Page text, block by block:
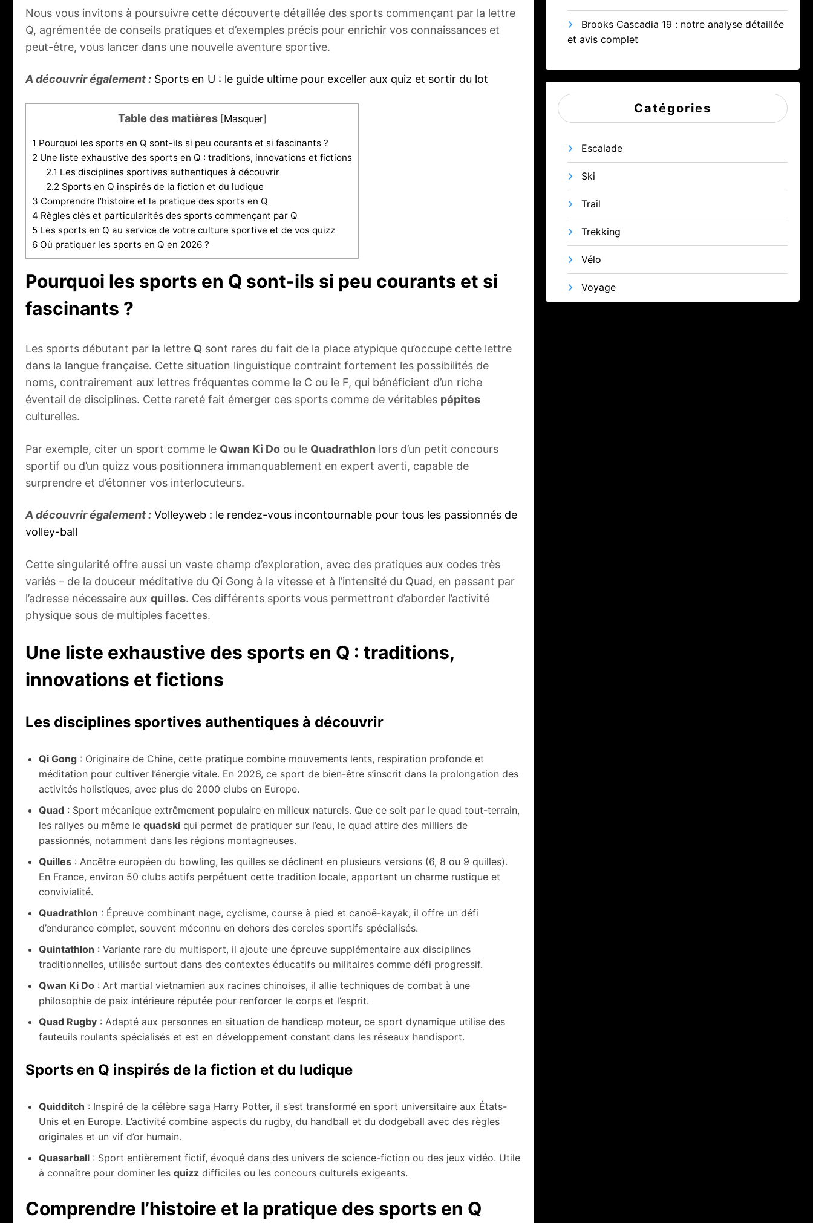
Nous vous invitons à poursuivre cette découverte détaillée des sports commençant par la lettre
Q, agrémentée de conseils pratiques et d’exemples précis pour enrichir vos connaissances et
peut-être, vous lancer dans une nouvelle aventure sportive.
A découvrir également : Sports en U : le guide ultime pour exceller aux quiz et sortir du lot
Table des matières [Masquer]
1 Pourquoi les sports en Q sont-ils si peu courants et si fascinants ?
2 Une liste exhaustive des sports en Q : traditions, innovations et fictions
2.1 Les disciplines sportives authentiques à découvrir
2.2 Sports en Q inspirés de la fiction et du ludique
3 Comprendre l’histoire et la pratique des sports en Q
4 Règles clés et particularités des sports commençant par Q
5 Les sports en Q au service de votre culture sportive et de vos quizz
6 Où pratiquer les sports en Q en 2026 ?
Pourquoi les sports en Q sont-ils si peu courants et si
fascinants ?
Les sports débutant par la lettre Q sont rares du fait de la place atypique qu’occupe cette lettre
dans la langue française. Cette situation linguistique contraint fortement les possibilités de
noms, contrairement aux lettres fréquentes comme le C ou le F, qui bénéficient d’un riche
éventail de disciplines. Cette rareté fait émerger ces sports comme de véritables pépites
culturelles.
Par exemple, citer un sport comme le Qwan Ki Do ou le Quadrathlon lors d’un petit concours
sportif ou d’un quizz vous positionnera immanquablement en expert averti, capable de
surprendre et d’étonner vos interlocuteurs.
A découvrir également : Volleyweb : le rendez-vous incontournable pour tous les passionnés de
volley-ball
Cette singularité offre aussi un vaste champ d’exploration, avec des pratiques aux codes très
variés – de la douceur méditative du Qi Gong à la vitesse et à l’intensité du Quad, en passant par
l’adresse nécessaire aux quilles. Ces différents sports vous permettront d’aborder l’activité
physique sous de multiples facettes.
Une liste exhaustive des sports en Q : traditions,
innovations et fictions
Les disciplines sportives authentiques à découvrir
Qi Gong : Originaire de Chine, cette pratique combine mouvements lents, respiration profonde et
méditation pour cultiver l’énergie vitale. En 2026, ce sport de bien-être s’inscrit dans la prolongation des
activités holistiques, avec plus de 2000 clubs en Europe.
Quad : Sport mécanique extrêmement populaire en milieux naturels. Que ce soit par le quad tout-terrain,
les rallyes ou même le quadski qui permet de pratiquer sur l’eau, le quad attire des milliers de
passionnés, notamment dans les régions montagneuses.
Quilles : Ancêtre européen du bowling, les quilles se déclinent en plusieurs versions (6, 8 ou 9 quilles).
En France, environ 50 clubs actifs perpétuent cette tradition locale, apportant un charme rustique et
convivialité.
Quadrathlon : Épreuve combinant nage, cyclisme, course à pied et canoë-kayak, il offre un défi
d’endurance complet, souvent méconnu en dehors des cercles sportifs spécialisés.
Quintathlon : Variante rare du multisport, il ajoute une épreuve supplémentaire aux disciplines
traditionnelles, utilisée surtout dans des contextes éducatifs ou militaires comme défi progressif.
Qwan Ki Do : Art martial vietnamien aux racines chinoises, il allie techniques de combat à une
philosophie de paix intérieure réputée pour renforcer le corps et l’esprit.
Quad Rugby : Adapté aux personnes en situation de handicap moteur, ce sport dynamique utilise des
fauteuils roulants spécialisés et est en développement constant dans les réseaux handisport.
Sports en Q inspirés de la fiction et du ludique
Quidditch : Inspiré de la célèbre saga Harry Potter, il s’est transformé en sport universitaire aux États-
Unis et en Europe. L’activité combine aspects du rugby, du handball et du dodgeball avec des règles
originales et un vif d’or humain.
Quasarball : Sport entièrement fictif, évoqué dans des univers de science-fiction ou des jeux vidéo. Utile
à connaître pour dominer les quizz difficiles ou les concours culturels exigeants.
Comprendre l’histoire et la pratique des sports en Q
Brooks Cascadia 19 : notre analyse détaillée
et avis complet
Catégories
Escalade
Ski
Trail
Trekking
Vélo
Voyage